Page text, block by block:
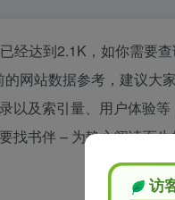
经达到2.1K，如你需要
的网站数据参考，建议大
以及索引量、用户体验
找书伴 – 为静心阅读而